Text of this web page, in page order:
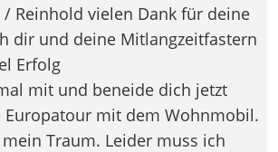
/ Reinhold vielen Dank für deine
dir und deine Mitlangzeitfastern
Erfolg
mit und beneide dich jetzt
Europatour mit dem Wohnmobil.
Traum. Leider muss ich